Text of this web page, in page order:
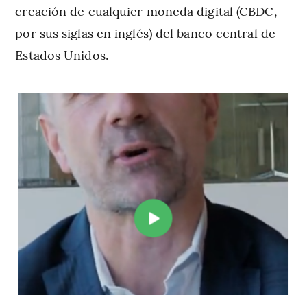
creación de cualquier moneda digital (CBDC,
por sus siglas en inglés) del banco central de
Estados Unidos.